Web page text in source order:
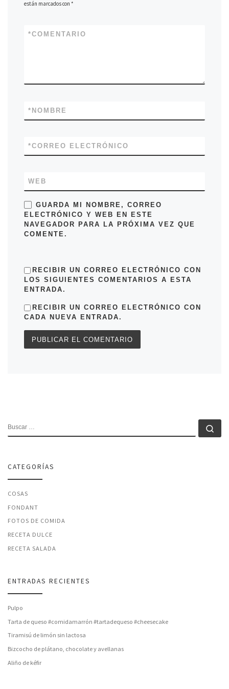
están marcados con*
COMENTARIO
*
NOMBRE
*
CORREO ELECTRÓNICO
*
WEB
GUARDA MI NOMBRE, CORREO
ELECTRÓNICO Y WEB EN ESTE
NAVEGADOR PARA LA PRÓXIMA VEZ QUE
COMENTE.
RECIBIR UN CORREO ELECTRÓNICO CON
LOS SIGUIENTES COMENTARIOS A ESTA
ENTRADA.
RECIBIR UN CORREO ELECTRÓNICO CON
CADA NUEVA ENTRADA.
BUSCAR
CATEGORÍAS
COSAS
FONDANT
FOTOS DE COMIDA
RECETA DULCE
RECETA SALADA
ENTRADAS RECIENTES
Pulpo
Tarta de queso #comidamarrón #tartadequeso #cheesecake
Tiramisú de limón sin lactosa
Bizcocho de plátano, chocolate y avellanas
Aliño de kéfir